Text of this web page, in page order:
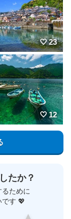
23
12
たか？
ために
す 💖